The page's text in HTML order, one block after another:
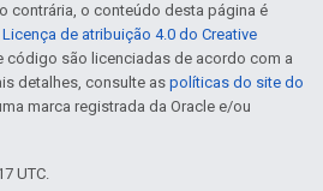
contrária, o conteúdo desta página é
Licença de atribuição 4.0 do Creative
código são licenciadas de acordo com a
detalhes, consulte as políticas do site do
marca registrada da Oracle e/ou
UTC.